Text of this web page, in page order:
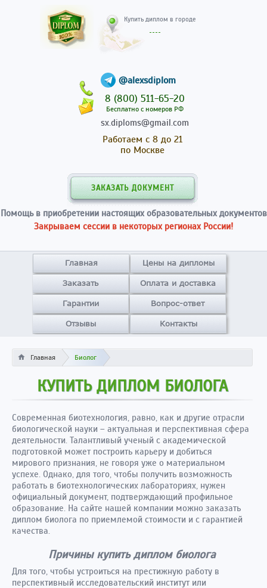
@alexsdiplom
8 (800) 511-65-20
Бесплатно с номеров РФ
sx.diploms@gmail.com
Работаем с 8 до 21
по Москве
ЗАКАЗАТЬ ДОКУМЕНТ
Помощь в приобретении настоящих образовательных документов
Закрываем сессии в некоторых регионах России!
Главная Цены на дипломы
Заказать Оплата и доставка
Гарантии Вопрос-ответ
Отзывы Контакты
Главная Биолог
КУПИТЬ ДИПЛОМ БИОЛОГА
Современная биотехнология, равно, как и другие отрасли
биологической науки – актуальная и перспективная сфера
деятельности. Талантливый ученый с академической
подготовкой может построить карьеру и добиться
мирового признания, не говоря уже о материальном
успехе. Однако, для того, чтобы получить возможность
работать в биотехнологических лабораториях, нужен
официальный документ, подтверждающий профильное
образование. На сайте нашей компании можно заказать
диплом биолога по приемлемой стоимости и с гарантией
качества.
Причины купить диплом биолога
Для того, чтобы устроиться на престижную работу в
перспективный исследовательский институт или